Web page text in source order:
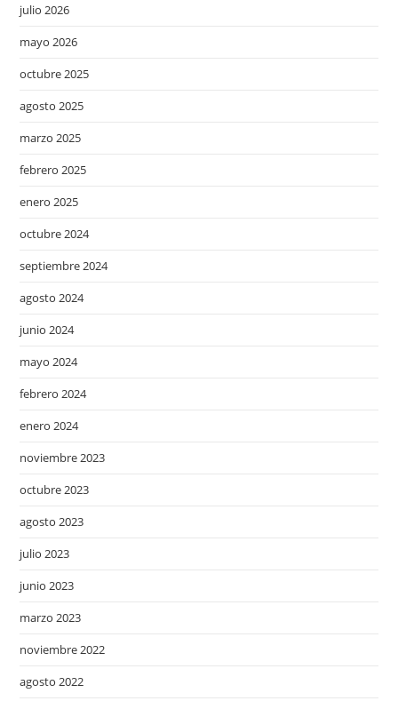
julio 2026
mayo 2026
octubre 2025
agosto 2025
marzo 2025
febrero 2025
enero 2025
octubre 2024
septiembre 2024
agosto 2024
junio 2024
mayo 2024
febrero 2024
enero 2024
noviembre 2023
octubre 2023
agosto 2023
julio 2023
junio 2023
marzo 2023
noviembre 2022
agosto 2022